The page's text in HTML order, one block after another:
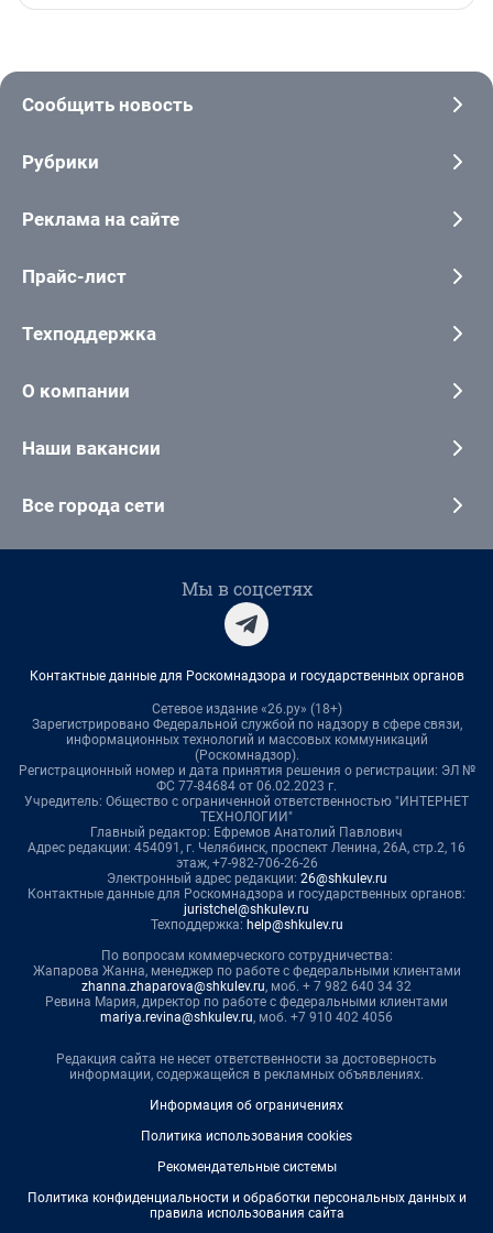
Сообщить новость
Рубрики
Реклама на сайте
Прайс-лист
Техподдержка
О компании
Наши вакансии
Все города сети
Мы в соцсетях
Контактные данные для Роскомнадзора и государственных органов
Сетевое издание «26.ру» (18+)
Зарегистрировано Федеральной службой по надзору в сфере связи,
информационных технологий и массовых коммуникаций
(Роскомнадзор).
Регистрационный номер и дата принятия решения о регистрации: ЭЛ №
ФС 77-84684 от 06.02.2023 г.
Учредитель: Общество с ограниченной ответственностью "ИНТЕРНЕТ
ТЕХНОЛОГИИ"
Главный редактор: Ефремов Анатолий Павлович
Адрес редакции: 454091, г. Челябинск, проспект Ленина, 26А, стр.2, 16
этаж, +7-982-706-26-26
Электронный адрес редакции: 26@shkulev.ru
Контактные данные для Роскомнадзора и государственных органов:
juristchel@shkulev.ru
Техподдержка: help@shkulev.ru
По вопросам коммерческого сотрудничества:
Жапарова Жанна, менеджер по работе с федеральными клиентами
zhanna.zhaparova@shkulev.ru, моб. + 7 982 640 34 32
Ревина Мария, директор по работе с федеральными клиентами
mariya.revina@shkulev.ru, моб. +7 910 402 4056
Редакция сайта не несет ответственности за достоверность
информации, содержащейся в рекламных объявлениях.
Информация об ограничениях
Политика использования cookies
Рекомендательные системы
Политика конфиденциальности и обработки персональных данных и
правила использования сайта